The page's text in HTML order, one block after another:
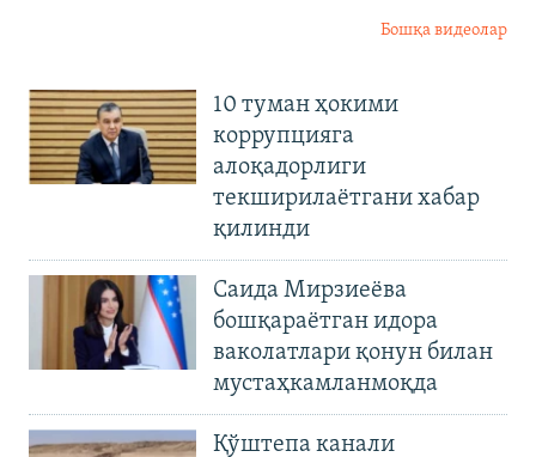
Бошқа видеолар
10 туман ҳокими
коррупцияга
алоқадорлиги
текширилаётгани хабар
қилинди
Саида Мирзиеёва
бошқараётган идора
ваколатлари қонун билан
мустаҳкамланмоқда
Қўштепа канали